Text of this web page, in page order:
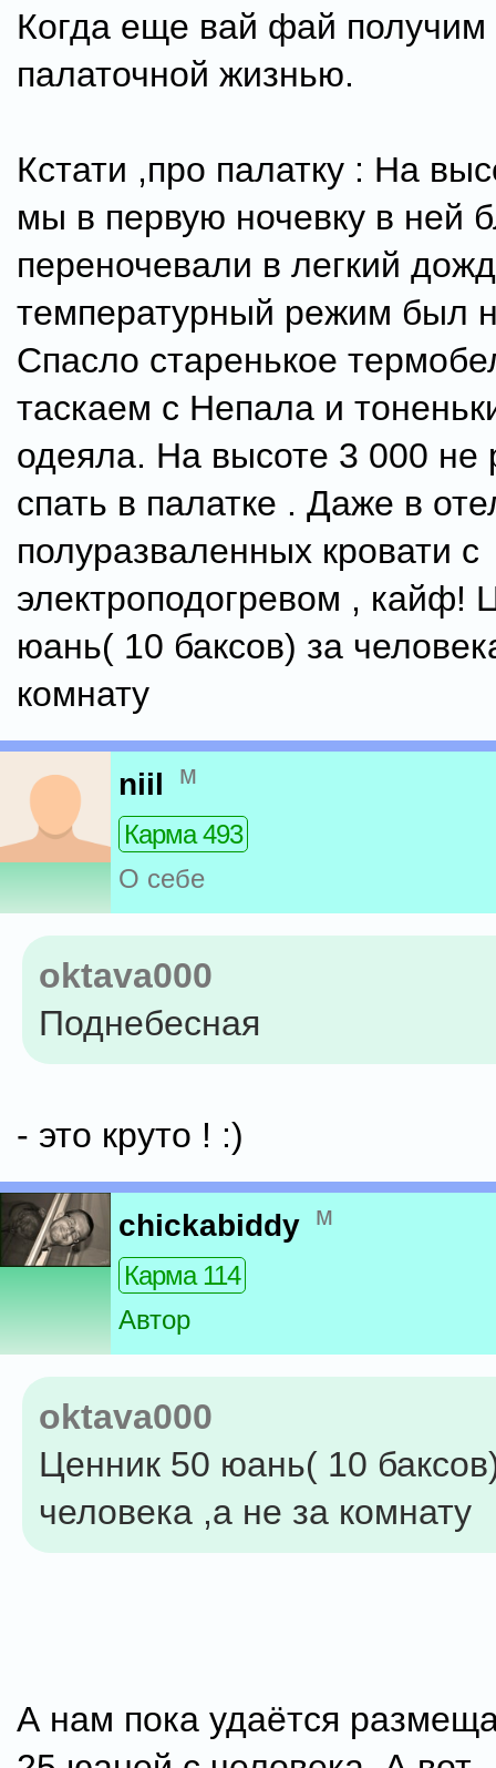
Когда еще вай фай
палаточной жизнью.
Кстати ,про палатку : На
мы в первую ночевку в ней
переночевали в легкий
температурный режим был
Спасло старенькое
таскаем с Непала и
одеяла. На высоте 3 000 не
спать в палатке . Даже в
полуразваленных кровати с
электроподогревом , кайф!
юань( 10 баксов) за
комнату
niil м
Карма 493
О себе
oktava000
Поднебесная
- это круто ! :)
chickabiddy м
Карма 114
Автор
oktava000
Ценник 50 юань( 10
человека ,а не за комнату
А нам пока удаётся